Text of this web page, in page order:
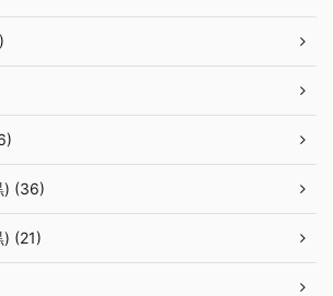
) (36)
) (21)